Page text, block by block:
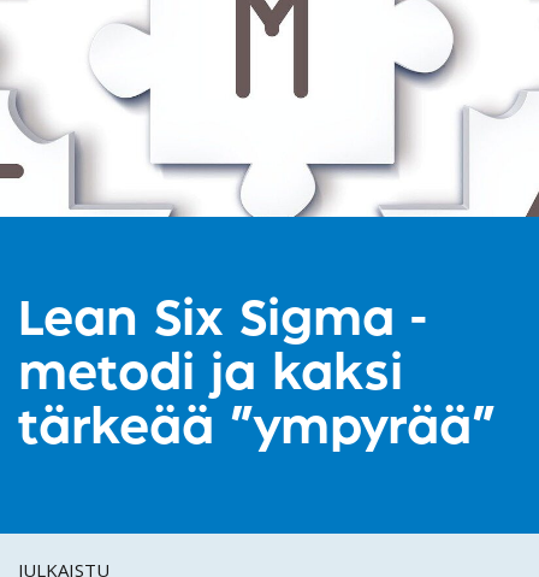
Lean Six Sigma -
metodi ja kaksi
tärkeää ”ympyrää”
JULKAISTU